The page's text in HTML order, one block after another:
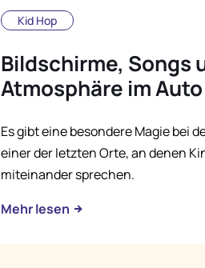
Kid Hop
Bildschirme, Songs
Atmosphäre im
Es gibt eine besondere Magie bei
einer der letzten Orte, an denen
miteinander sprechen.
Mehr lesen